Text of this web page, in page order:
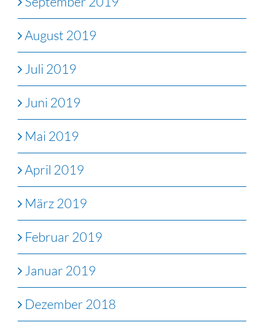
August 2019
Juli 2019
Juni 2019
Mai 2019
April 2019
März 2019
Februar 2019
Januar 2019
Dezember 2018